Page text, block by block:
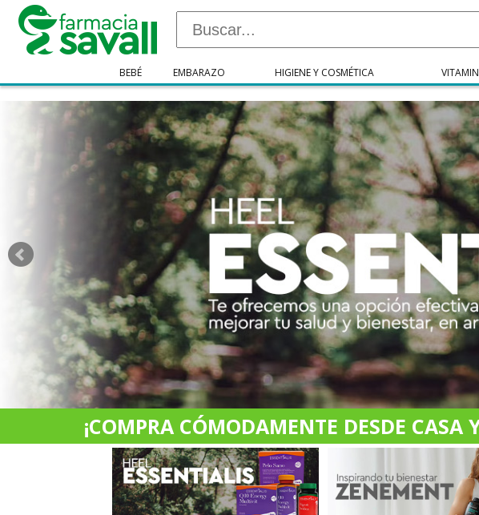
BEBÉ EMBARAZO HIGIENE Y COSMÉTICA
¡COMPRA CÓMODAMENTE DESDE CASA